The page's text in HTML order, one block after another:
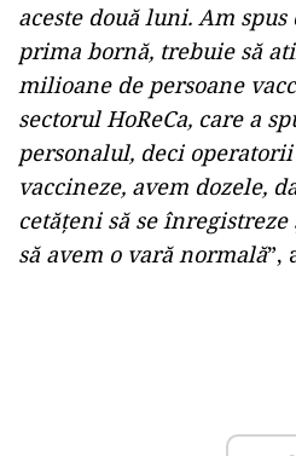
aceste două luni. Am
prima bornă, trebuie să
milioane de persoane
sectorul HoReCa, care a
personalul, deci
vaccineze, avem dozele,
cetățeni să se înregistreze
să avem o vară normală”,